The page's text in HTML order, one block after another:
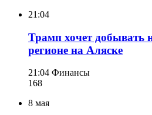
21:04
Трамп хочет добывать
регионе на Аляске
21:04 Финансы
168
8 мая